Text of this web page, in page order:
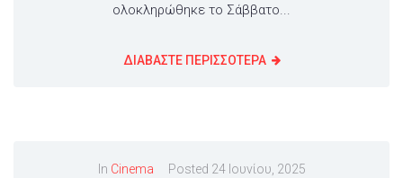
ολοκληρώθηκε το Σάββατο...
ΔΙΑΒΑΣΤΕ ΠΕΡΙΣΣΟΤΕΡΑ
In Cinema Posted 24 Ιουνίου, 2025